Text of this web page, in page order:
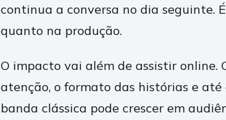
continua a conversa no dia seguinte.
quanto na produção.
O impacto vai além de assistir online.
atenção, o formato das histórias e
banda clássica pode crescer em